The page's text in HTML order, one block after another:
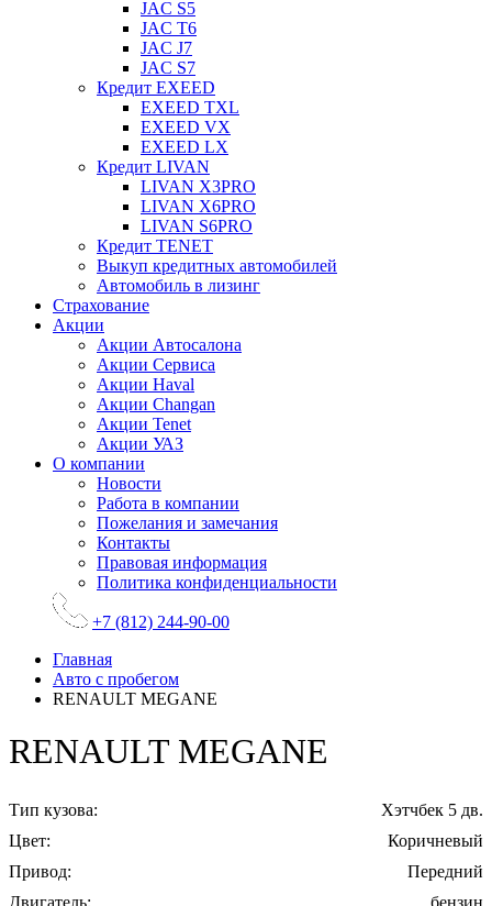
JAC S5
JAC T6
JAC J7
JAC S7
Кредит EXEED
EXEED TXL
EXEED VX
EXEED LX
Кредит LIVAN
LIVAN X3PRO
LIVAN X6PRO
LIVAN S6PRO
Кредит TENET
Выкуп кредитных автомобилей
Автомобиль в лизинг
Страхование
Акции
Акции Автосалона
Акции Сервиса
Акции Haval
Акции Changan
Акции Tenet
Акции УАЗ
О компании
Новости
Работа в компании
Пожелания и замечания
Контакты
Правовая информация
Политика конфиденциальности
+7 (812) 244-90-00
Главная
Авто с пробегом
RENAULT MEGANE
RENAULT MEGANE
Тип кузова:
Хэтчбек 5 дв.
Цвет:
Коричневый
Привод:
Передний